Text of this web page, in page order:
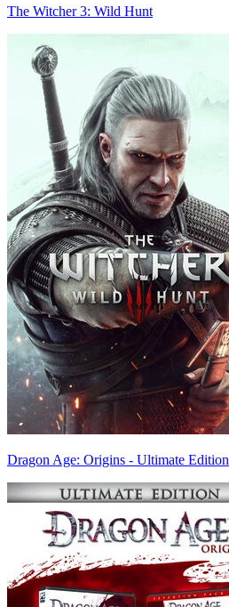
The Witcher 3: Wild Hunt
Dragon Age: Origins - Ultimate Edition